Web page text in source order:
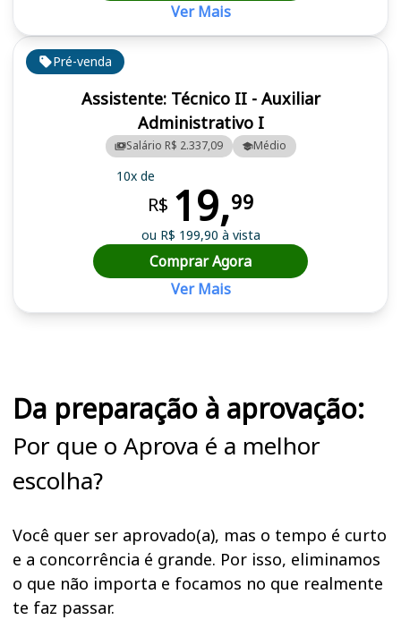
Pré-venda
Assistente: Técnico II - Auxiliar
Administrativo I
Salário R$ 2.337,09 Médio
10x de
R$ 19,99
ou R$ 199,90 à vista
Comprar Agora
Ver Mais
Ver Mais
Da preparação à aprovação:
Por que o Aprova é a melhor
escolha?
Você quer ser aprovado(a), mas o tempo é curto
e a concorrência é grande. Por isso, eliminamos
o que não importa e focamos no que realmente
te faz passar.